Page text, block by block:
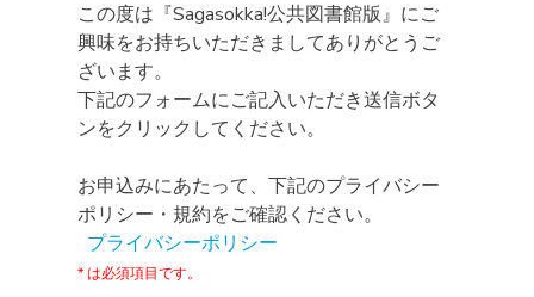
この度は『Sagasokka!公共図書館版』にご
興味をお持ちいただきましてありがとうご
ざいます。
下記のフォームにご記入いただき送信ボタ
ンをクリックしてください。
お申込みにあたって、下記のプライバシー
ポリシー・規約をご確認ください。
プライバシーポリシー
* は必須項目です。